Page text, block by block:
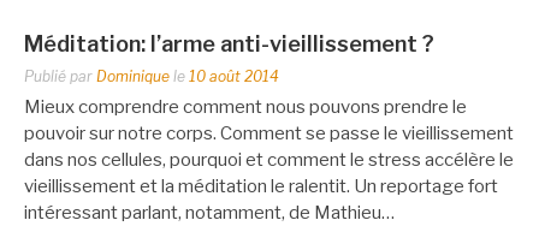
Méditation: l’arme anti-vieillissement ?
Publié par Dominique le 10 août 2014
Mieux comprendre comment nous pouvons prendre le
pouvoir sur notre corps. Comment se passe le vieillissement
dans nos cellules, pourquoi et comment le stress accélère le
vieillissement et la méditation le ralentit. Un reportage fort
intéressant parlant, notamment, de Mathieu…